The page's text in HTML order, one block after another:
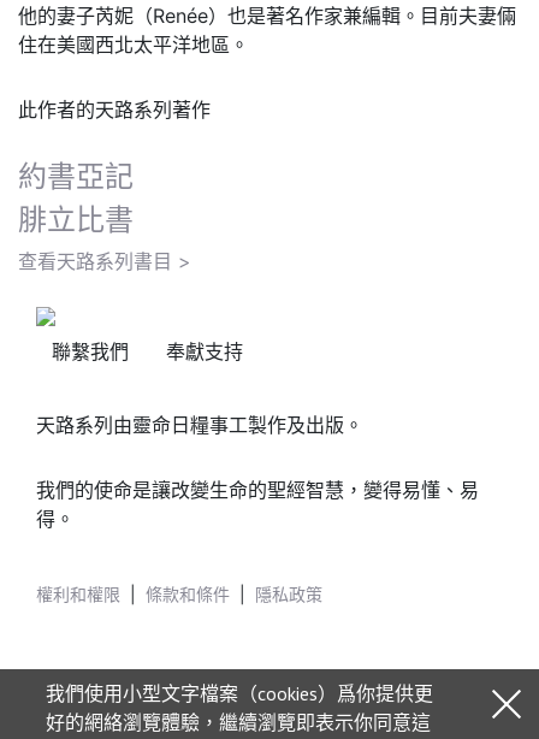
他的妻子芮妮（Renée）也是著名作家兼編輯。目前夫妻倆
住在美國西北太平洋地區。
此作者的天路系列著作
約書亞記
腓立比書
查看天路系列書目 >
聯繫我們 奉獻支持
天路系列由靈命日糧事工製作及出版。
我們的使命是讓改變生命的聖經智慧，變得易懂、易
得。
權利和權限 條款和條件 隱私政策
我們使用小型文字檔案（cookies）爲你提供更
好的網絡瀏覽體驗，繼續瀏覽即表示你同意這